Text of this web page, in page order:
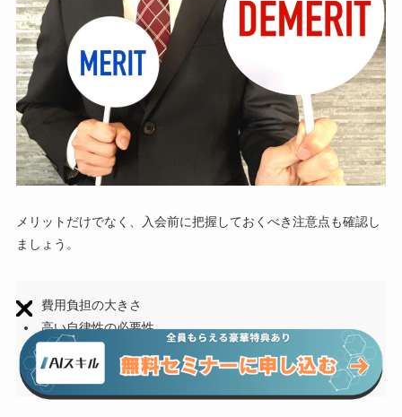
メリットだけでなく、入会前に把握しておくべき注意点も確認し
ましょう。
費用負担の大きさ
高い自律性の必要性
副業への適性
初心者の苦戦リスク